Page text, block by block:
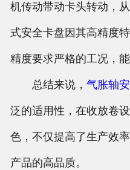
机传动带动卡头转动，
式安全卡盘因其高精度
精度要求严格的工况，
总结来说， 气胀轴
泛的适用性，在收放卷
色，不仅提高了生产效
产品的高品质。